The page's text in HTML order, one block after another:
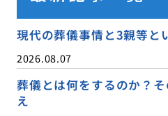
現代の葬儀事情と3親等と
2026.08.07
葬儀とは何をするのか？
え